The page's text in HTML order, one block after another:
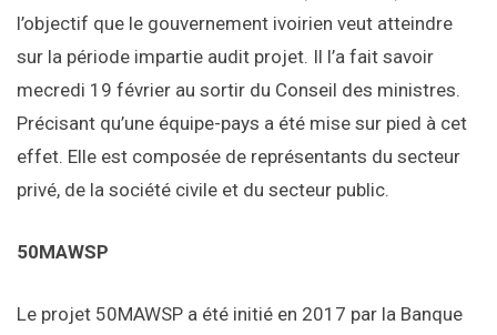
l’objectif que le gouvernement ivoirien veut atteindre
sur la période impartie audit projet. Il l’a fait savoir
mecredi 19 février au sortir du Conseil des ministres.
Précisant qu’une équipe-pays a été mise sur pied à cet
effet. Elle est composée de représentants du secteur
privé, de la société civile et du secteur public.
50MAWSP
Le projet 50MAWSP a été initié en 2017 par la Banque